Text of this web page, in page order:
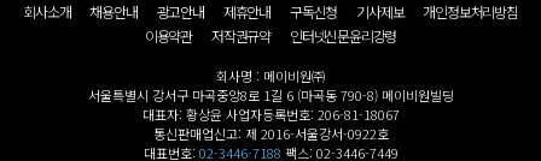
회사소개 채용안내 광고안내 제휴안내 구독신청 기사제보
개인정보처리방침
이용약관
저작권규약 인터넷신문윤리강령
회사명 : 메이비원㈜
서울특별시 강서구 마곡중앙8로 1길 6 (마곡동 790-8) 메이비원빌딩
대표자: 황상윤 사업자등록번호: 206-81-18067
통신판매업신고: 제 2016-서울강서-0922호
대표번호: 02-3446-7188 팩스: 02-3446-7449